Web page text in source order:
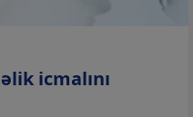
icmalını